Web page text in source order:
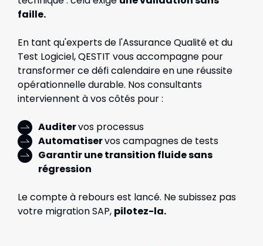
faille.
En tant qu'experts de l'Assurance Qualité et du
Test Logiciel, QESTIT vous accompagne pour
transformer ce défi calendaire en une réussite
opérationnelle durable. Nos consultants
interviennent à vos côtés pour :
Auditervos processus
Automatiservos campagnes de tests
Garantir une transition fluide sans
régression
Le compte à rebours est lancé. Ne subissez pas
votre migration SAP, pilotez-la.